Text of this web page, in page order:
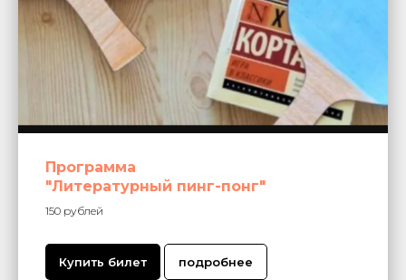
Программа
"Литературный пинг-понг"
150 рублей
Купить билет подробнее